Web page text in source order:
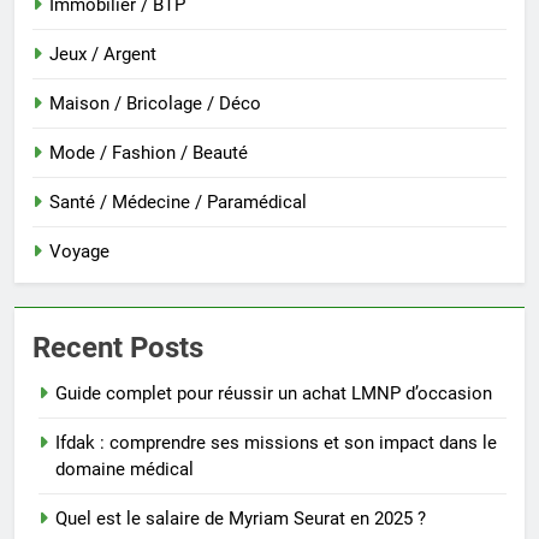
Immobilier / BTP
Jeux / Argent
Maison / Bricolage / Déco
Mode / Fashion / Beauté
Santé / Médecine / Paramédical
Voyage
Recent Posts
Guide complet pour réussir un achat LMNP d’occasion
Ifdak : comprendre ses missions et son impact dans le
domaine médical
Quel est le salaire de Myriam Seurat en 2025 ?